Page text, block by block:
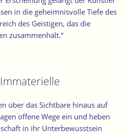
in die geheimnisvolle Tiefe des
des Geistigen, das die
zusammenhält.“
über das Sichtbare hinaus auf
offene Wege ein und heben
in ihr Unterbewusstsein